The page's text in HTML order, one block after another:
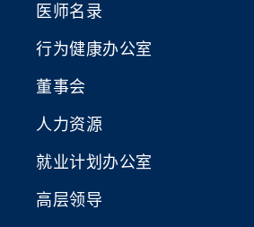
医师名录
行为健康办公室
董事会
人力资源
就业计划办公室
高层领导